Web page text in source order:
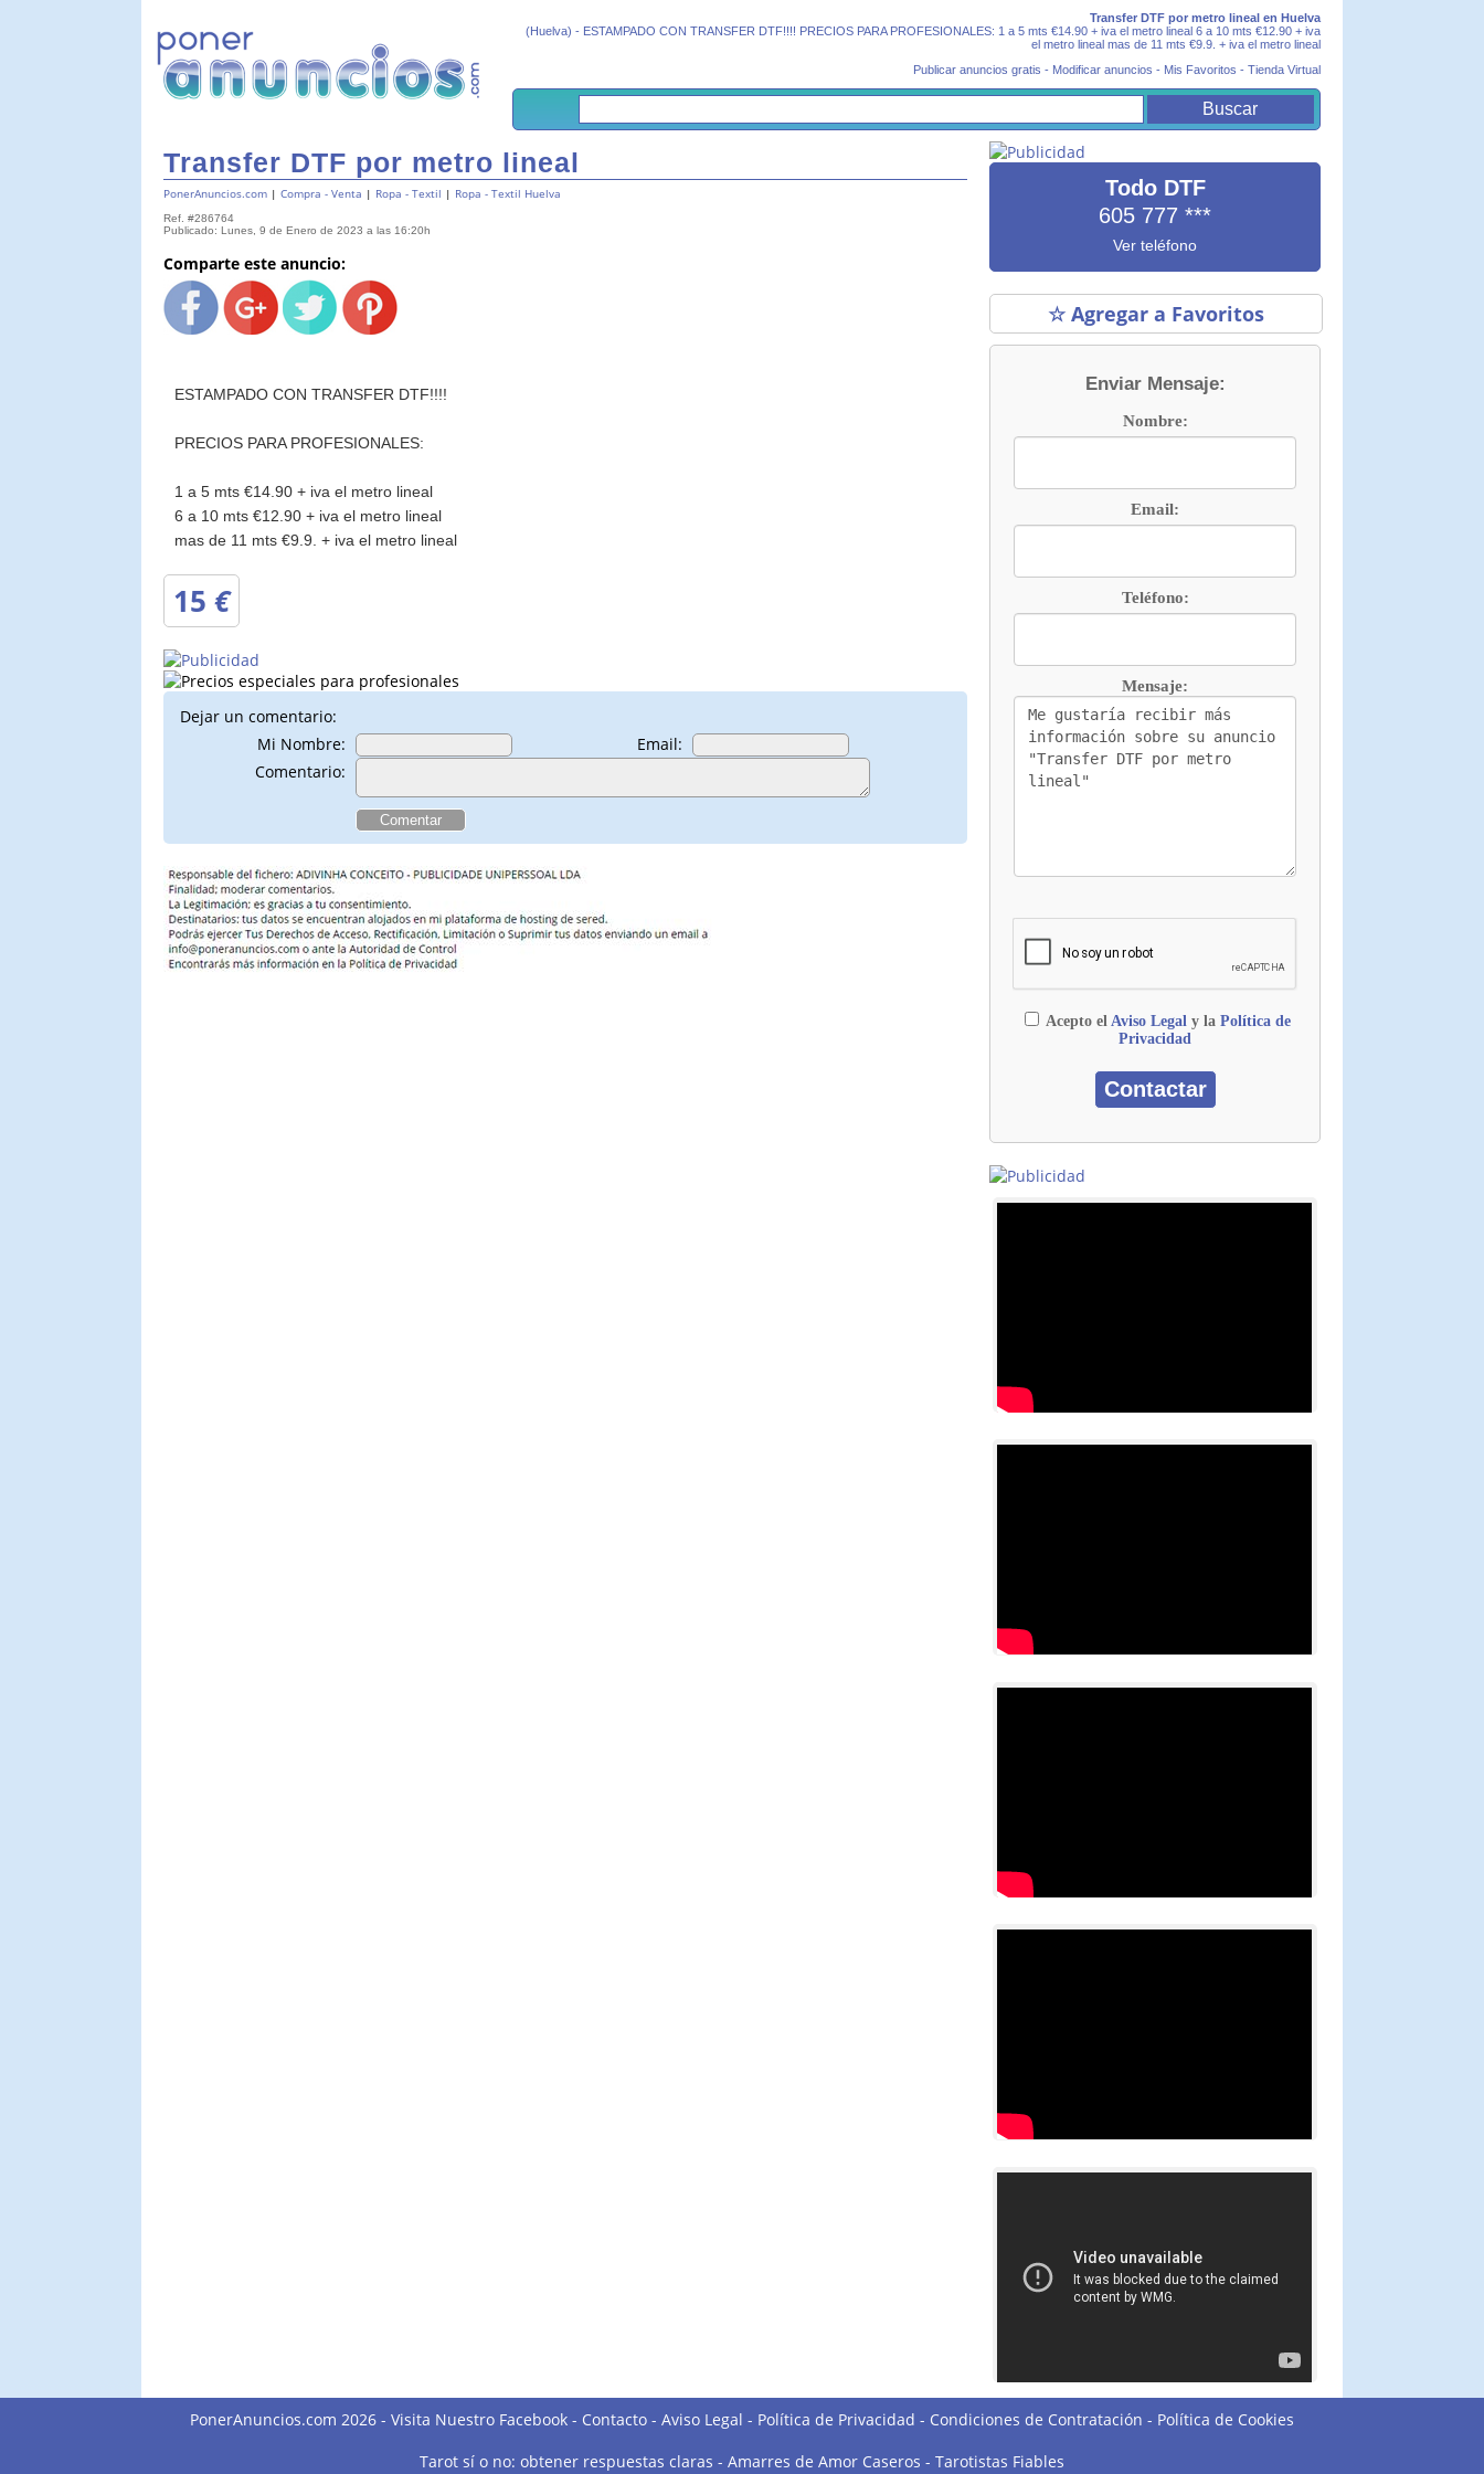
Transfer DTF por metro lineal en Huelva
(Huelva) - ESTAMPADO CON TRANSFER DTF!!!! PRECIOS PARA PROFESIONALES: 1 a 5 mts €14.90 + iva el metro lineal 6 a 10 mts €12.90 + iva
el metro lineal mas de 11 mts €9.9. + iva el metro lineal
Publicar anuncios gratis - Modificar anuncios - Mis Favoritos - Tienda Virtual
Transfer DTF por metro lineal
PonerAnuncios.com | Compra - Venta | Ropa - Textil | Ropa - Textil Huelva
Ref. #286764
Publicado: Lunes, 9 de Enero de 2023 a las 16:20h
Comparte este anuncio:
ESTAMPADO CON TRANSFER DTF!!!!
PRECIOS PARA PROFESIONALES:
1 a 5 mts €14.90 + iva el metro lineal
6 a 10 mts €12.90 + iva el metro lineal
mas de 11 mts €9.9. + iva el metro lineal
15 €
Dejar un comentario:
Mi Nombre:
Email:
Comentario:
Todo DTF
605 777 ***
Ver teléfono
☆ Agregar a Favoritos
Enviar Mensaje:
Nombre:
Email:
Teléfono:
Mensaje:
Acepto el Aviso Legaly la Política de
Privacidad
PonerAnuncios.com 2026 - Visita Nuestro Facebook - Contacto - Aviso Legal - Política de Privacidad - Condiciones de Contratación - Política de Cookies
Tarot sí o no: obtener respuestas claras - Amarres de Amor Caseros - Tarotistas Fiables